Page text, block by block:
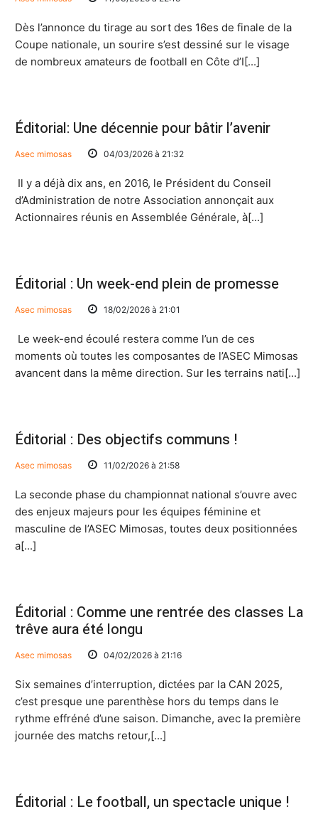
Dès l’annonce du tirage au sort des 16es de finale de la
Coupe nationale, un sourire s’est dessiné sur le visage
de nombreux amateurs de football en Côte d’I[...]
Éditorial: Une décennie pour bâtir l’avenir
Asec mimosas 04/03/2026 à 21:32
Il y a déjà dix ans, en 2016, le Président du Conseil
d’Administration de notre Association annonçait aux
Actionnaires réunis en Assemblée Générale, à[...]
Éditorial : Un week-end plein de promesse
Asec mimosas 18/02/2026 à 21:01
Le week-end écoulé restera comme l’un de ces
moments où toutes les composantes de l’ASEC Mimosas
avancent dans la même direction. Sur les terrains nati[...]
Éditorial : Des objectifs communs !
Asec mimosas 11/02/2026 à 21:58
La seconde phase du championnat national s’ouvre avec
des enjeux majeurs pour les équipes féminine et
masculine de l’ASEC Mimosas, toutes deux positionnées
a[...]
Éditorial : Comme une rentrée des classes La
trêve aura été longu
Asec mimosas 04/02/2026 à 21:16
Six semaines d’interruption, dictées par la CAN 2025,
c’est presque une parenthèse hors du temps dans le
rythme effréné d’une saison. Dimanche, avec la première
journée des matchs retour,[...]
Éditorial : Le football, un spectacle unique !